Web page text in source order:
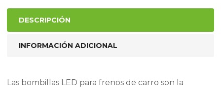
DESCRIPCIÓN
INFORMACIÓN ADICIONAL
Las bombillas LED para frenos de carro son la